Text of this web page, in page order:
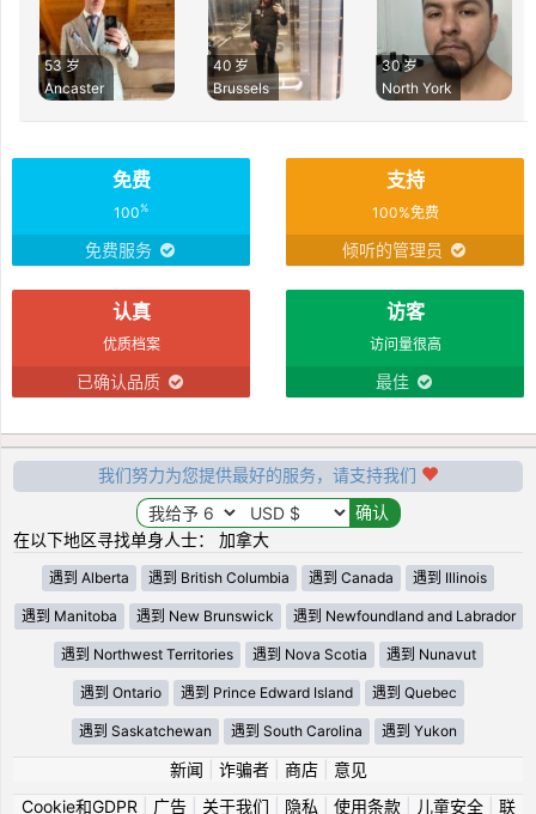
53 岁
Ancaster
40 岁
Brussels
30 岁
North York
免费
100%
免费服务
支持
100%免费
倾听的管理员
认真
优质档案
已确认品质
访客
访问量很高
最佳
我们努力为您提供最好的服务，请支持我们
在以下地区寻找单身人士： 加拿大
遇到 Alberta 遇到 British Columbia 遇到 Canada 遇到 Illinois
遇到 Manitoba 遇到 New Brunswick 遇到 Newfoundland and Labrador
遇到 Northwest Territories 遇到 Nova Scotia 遇到 Nunavut
遇到 Ontario 遇到 Prince Edward Island 遇到 Quebec
遇到 Saskatchewan 遇到 South Carolina 遇到 Yukon
新闻 诈骗者| 商店| 意见
Cookie和GDPR
广告| 关于我们 隐私 使用条款| 儿童安全| 联